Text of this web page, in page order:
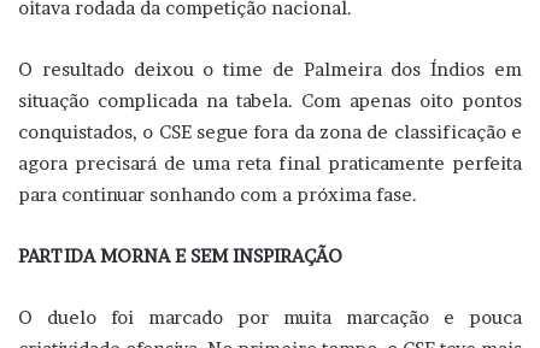
oitava rodada da competição nacional.
O resultado deixou o time de Palmeira dos Índios em
situação complicada na tabela. Com apenas oito pontos
conquistados, o CSE segue fora da zona de classificação e
agora precisará de uma reta final praticamente perfeita
para continuar sonhando com a próxima fase.
PARTIDA MORNA E SEM INSPIRAÇÃO
O duelo foi marcado por muita marcação e pouca